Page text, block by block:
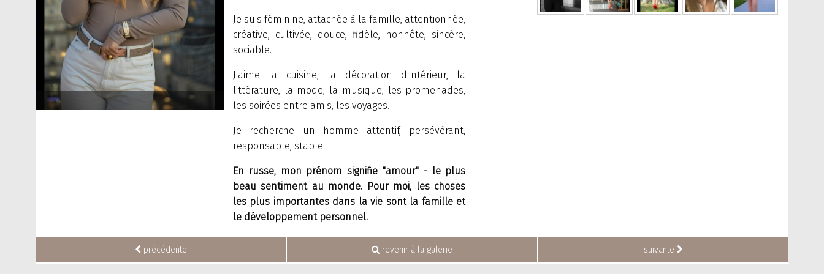
Je suis féminine, attachée à la famille, attentionnée,
créative, cultivée, douce, fidèle, honnête, sincère,
sociable.
J'aime la cuisine, la décoration d'intérieur, la
littérature, la mode, la musique, les promenades,
les soirées entre amis, les voyages.
Je recherche un homme attentif, persévérant,
responsable, stable
En russe, mon prénom signifie "amour" - le plus
beau sentiment au monde. Pour moi, les choses
les plus importantes dans la vie sont la famille et
le développement personnel.
précédente revenir à la galerie suivante